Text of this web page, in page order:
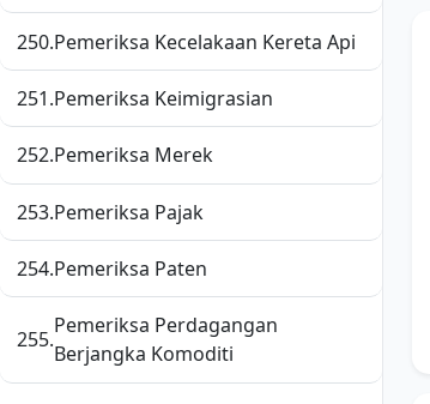
250.Pemeriksa Kecelakaan Kereta Api
251.Pemeriksa Keimigrasian
252.Pemeriksa Merek
253.Pemeriksa Pajak
254.Pemeriksa Paten
255.
Pemeriksa Perdagangan
Berjangka Komoditi